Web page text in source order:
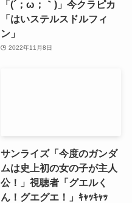
「(´；ω；｀)」今クラピカ
「はいステルスドルフィ
ン」
2022年11月8日
サンライズ「今度のガンダ
ムは史上初の女の子が主人
公！」視聴者「グエルく
ん！グエグエ！」ｷｬｯｷｬｯ